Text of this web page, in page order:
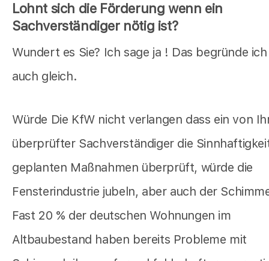
Lohnt sich die Förderung wenn ein
Sachverständiger nötig ist?
Wundert es Sie? Ich sage ja ! Das begründe
auch gleich.
Würde Die KfW nicht verlangen dass ein von
überprüfter Sachverständiger die
geplanten Maßnahmen überprüft, würde die
Fensterindustrie jubeln, aber auch der
Fast 20 % der deutschen Wohnungen im
Altbaubestand haben bereits Probleme mit